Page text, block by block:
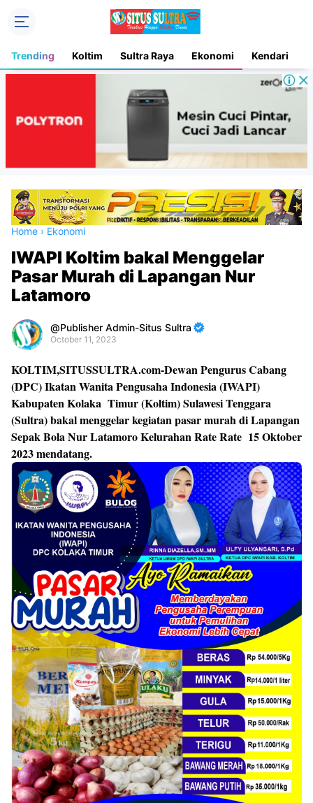
Trending Koltim Sultra Raya Ekonomi Kendari
Home › Ekonomi
IWAPI Koltim bakal Menggelar
Pasar Murah di Lapangan Nur
Latamoro
Publisher Admin-Situs Sultra
October 11, 2023
Premium
By
Raushan
Design
With
Shroff
Templates
KOLTIM,SITUSSULTRA.com-Dewan Pengurus Cabang
(DPC) Ikatan Wanita Pengusaha Indonesia (IWAPI)
Kabupaten Kolaka Timur (Koltim) Sulawesi Tenggara
(Sultra) bakal menggelar kegiatan pasar murah di Lapangan
Sepak Bola Nur Latamoro Kelurahan Rate Rate 15 Oktober
2023 mendatang.